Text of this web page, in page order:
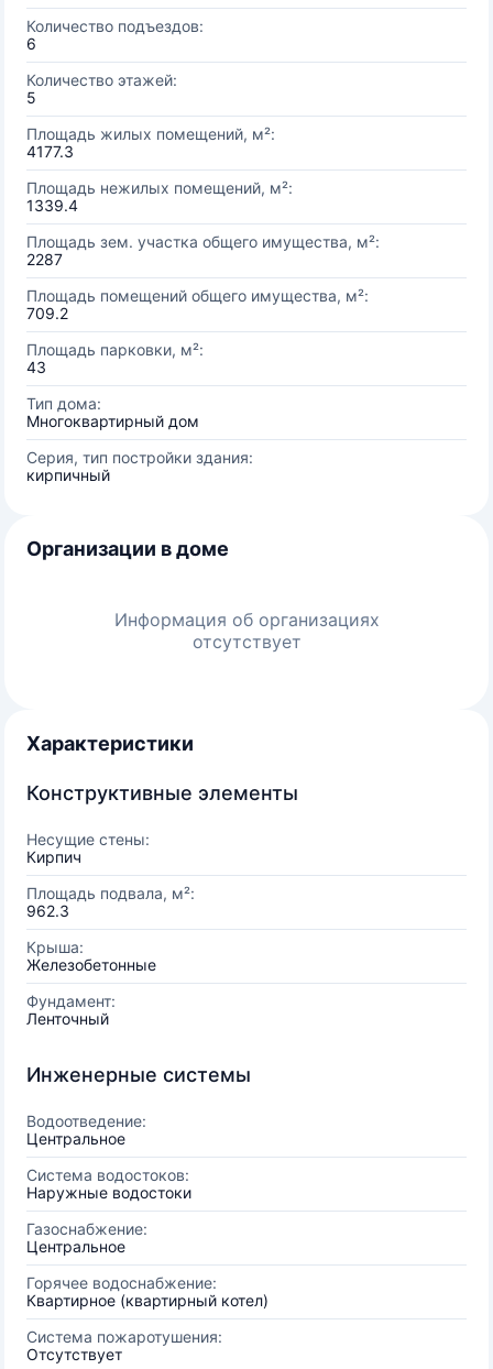
Количество подъездов:
6
Количество этажей:
5
Площадь жилых помещений, м²:
4177.3
Площадь нежилых помещений, м²:
1339.4
Площадь зем. участка общего имущества, м²:
2287
Площадь помещений общего имущества, м²:
709.2
Площадь парковки, м²:
43
Тип дома:
Многоквартирный дом
Серия, тип постройки здания:
кирпичный
Организации в доме
Информация об организациях
отсутствует
Характеристики
Конструктивные элементы
Несущие стены:
Кирпич
Площадь подвала, м²:
962.3
Крыша:
Железобетонные
Фундамент:
Ленточный
Инженерные системы
Водоотведение:
Центральное
Система водостоков:
Наружные водостоки
Газоснабжение:
Центральное
Горячее водоснабжение:
Квартирное (квартирный котел)
Система пожаротушения:
Отсутствует